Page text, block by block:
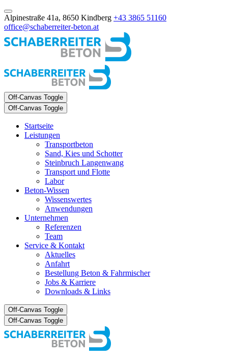
Alpinestraße 41a, 8650 Kindberg +43 3865 51160
office@schaberreiter-beton.at
Off-Canvas Toggle
Off-Canvas Toggle
Startseite
Leistungen
Transportbeton
Sand, Kies und Schotter
Steinbruch Langenwang
Transport und Flotte
Labor
Beton-Wissen
Wissenswertes
Anwendungen
Unternehmen
Referenzen
Team
Service & Kontakt
Aktuelles
Anfahrt
Bestellung Beton & Fahrmischer
Jobs & Karriere
Downloads & Links
Off-Canvas Toggle
Off-Canvas Toggle